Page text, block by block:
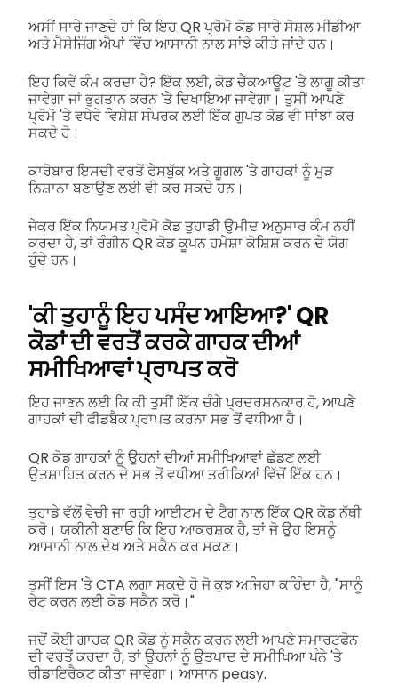
ਅਸੀਂ ਸਾਰੇ ਜਾਣਦੇ ਹਾਂ ਕਿ ਇਹ QR ਪ੍ਰੋਮੋ ਕੋਡ ਸਾਰੇ ਸੋਸ਼ਲ ਮੀਡੀਆ
ਅਤੇ ਮੈਸੇਜਿੰਗ ਐਪਾਂ ਵਿੱਚ ਆਸਾਨੀ ਨਾਲ ਸਾਂਝੇ ਕੀਤੇ ਜਾਂਦੇ ਹਨ।
ਇਹ ਕਿਵੇਂ ਕੰਮ ਕਰਦਾ ਹੈ? ਇੱਕ ਲਈ, ਕੋਡ ਚੈੱਕਆਊਟ 'ਤੇ ਲਾਗੂ ਕੀਤਾ
ਜਾਵੇਗਾ ਜਾਂ ਭੁਗਤਾਨ ਕਰਨ 'ਤੇ ਦਿਖਾਇਆ ਜਾਵੇਗਾ। ਤੁਸੀਂ ਆਪਣੇ
ਪ੍ਰੋਮੋ 'ਤੇ ਵਧੇਰੇ ਵਿਸ਼ੇਸ਼ ਸੰਪਰਕ ਲਈ ਇੱਕ ਗੁਪਤ ਕੋਡ ਵੀ ਸਾਂਝਾ ਕਰ
ਸਕਦੇ ਹੋ।
ਕਾਰੋਬਾਰ ਇਸਦੀ ਵਰਤੋਂ ਫੇਸਬੁੱਕ ਅਤੇ ਗੂਗਲ 'ਤੇ ਗਾਹਕਾਂ ਨੂੰ ਮੁੜ
ਨਿਸ਼ਾਨਾ ਬਣਾਉਣ ਲਈ ਵੀ ਕਰ ਸਕਦੇ ਹਨ।
ਜੇਕਰ ਇੱਕ ਨਿਯਮਤ ਪ੍ਰੋਮੋ ਕੋਡ ਤੁਹਾਡੀ ਉਮੀਦ ਅਨੁਸਾਰ ਕੰਮ ਨਹੀਂ
ਕਰਦਾ ਹੈ, ਤਾਂ ਰੰਗੀਨ QR ਕੋਡ ਕੂਪਨ ਹਮੇਸ਼ਾ ਕੋਸ਼ਿਸ਼ ਕਰਨ ਦੇ ਯੋਗ
ਹੁੰਦੇ ਹਨ।
'ਕੀ ਤੁਹਾਨੂੰ ਇਹ ਪਸੰਦ ਆਇਆ?' QR
ਕੋਡਾਂ ਦੀ ਵਰਤੋਂ ਕਰਕੇ ਗਾਹਕ ਦੀਆਂ
ਸਮੀਖਿਆਵਾਂ ਪ੍ਰਾਪਤ ਕਰੋ
ਇਹ ਜਾਣਨ ਲਈ ਕਿ ਕੀ ਤੁਸੀਂ ਇੱਕ ਚੰਗੇ ਪ੍ਰਦਰਸ਼ਨਕਾਰ ਹੋ, ਆਪਣੇ
ਗਾਹਕਾਂ ਦੀ ਫੀਡਬੈਕ ਪ੍ਰਾਪਤ ਕਰਨਾ ਸਭ ਤੋਂ ਵਧੀਆ ਹੈ।
QR ਕੋਡ ਗਾਹਕਾਂ ਨੂੰ ਉਹਨਾਂ ਦੀਆਂ ਸਮੀਖਿਆਵਾਂ ਛੱਡਣ ਲਈ
ਉਤਸ਼ਾਹਿਤ ਕਰਨ ਦੇ ਸਭ ਤੋਂ ਵਧੀਆ ਤਰੀਕਿਆਂ ਵਿੱਚੋਂ ਇੱਕ ਹਨ।
ਤੁਹਾਡੇ ਵੱਲੋਂ ਵੇਚੀ ਜਾ ਰਹੀ ਆਈਟਮ ਦੇ ਟੈਗ ਨਾਲ ਇੱਕ QR ਕੋਡ ਨੱਥੀ
ਕਰੋ। ਯਕੀਨੀ ਬਣਾਓ ਕਿ ਇਹ ਆਕਰਸ਼ਕ ਹੈ, ਤਾਂ ਜੋ ਉਹ ਇਸਨੂੰ
ਆਸਾਨੀ ਨਾਲ ਦੇਖ ਅਤੇ ਸਕੈਨ ਕਰ ਸਕਣ।
ਤੁਸੀਂ ਇਸ 'ਤੇ CTA ਲਗਾ ਸਕਦੇ ਹੋ ਜੋ ਕੁਝ ਅਜਿਹਾ ਕਹਿੰਦਾ ਹੈ, "ਸਾਨੂੰ
ਰੇਟ ਕਰਨ ਲਈ ਕੋਡ ਸਕੈਨ ਕਰੋ।"
ਜਦੋਂ ਕੋਈ ਗਾਹਕ QR ਕੋਡ ਨੂੰ ਸਕੈਨ ਕਰਨ ਲਈ ਆਪਣੇ ਸਮਾਰਟਫੋਨ
ਦੀ ਵਰਤੋਂ ਕਰਦਾ ਹੈ, ਤਾਂ ਉਹਨਾਂ ਨੂੰ ਉਤਪਾਦ ਦੇ ਸਮੀਖਿਆ ਪੰਨੇ 'ਤੇ
ਰੀਡਾਇਰੈਕਟ ਕੀਤਾ ਜਾਵੇਗਾ। ਆਸਾਨ peasy.